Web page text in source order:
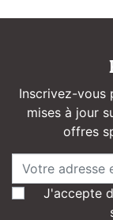
Inscrivez-vous
mises à jour
offres
J'accepte